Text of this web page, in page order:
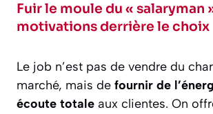
Fuir le moule du « salaryman
motivations derrière le choix
Le job n’est pas de vendre du
marché, mais de fournir de
écoute totale aux clientes. On